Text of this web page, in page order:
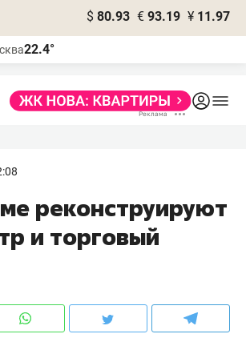
$ 80.93 € 93.19 ¥ 11.97
22.4°
реконструируют
и торговый